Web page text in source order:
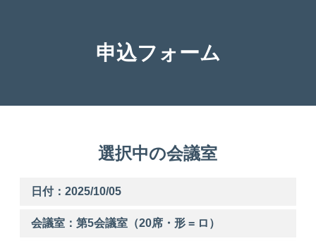
申込フォーム
選択中の会議室
日付：2025/10/05
会議室：第5会議室（20席・形 = ロ）